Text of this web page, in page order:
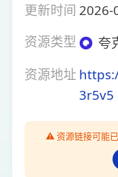
更新时间 2026-
资源类型
夸
资源地址
3r5v5
⚠️ 资源链接可能